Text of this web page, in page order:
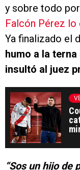
y sobre todo
Falcón Pérez lo
Ya finalizado el
humo a la
insultó al juez
“Sos un hijo de